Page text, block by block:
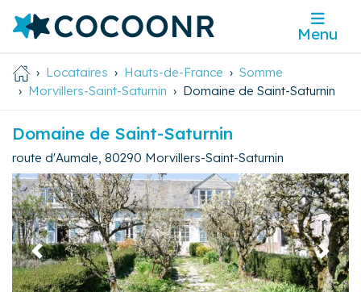
Menu
Locataires Hauts-de-France
Somme
Morvillers-Saint-Saturnin
Domaine de Saint-Saturnin
Domaine de Saint-Saturnin
route d'Aumale 80290 Morvillers-Saint-Saturnin
Précédent